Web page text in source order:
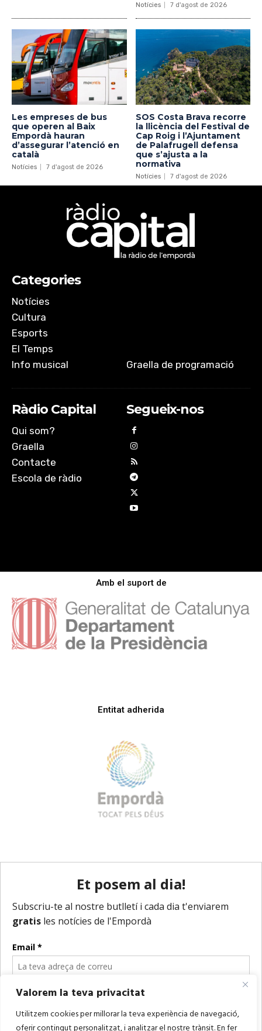
Valorem la teva privacitat
Utilitzem cookies per millorar la teva experiència de navegació,
Notícies 7 d'agost de 2026
Les empreses de bus
que operen al Baix
Empordà hauran
d’assegurar l’atenció en
català
Notícies 7 d'agost de 2026
SOS Costa Brava recorre
la llicència del Festival de
Cap Roig i l’Ajuntament
de Palafrugell defensa
que s’ajusta a la
normativa
Notícies 7 d'agost de 2026
Categories
Notícies
Cultura
Esports
El Temps
Info musical
Graella de programació
Ràdio Capital
Qui som?
Graella
Contacte
Escola de ràdio
Segueix-nos
Amb el suport de
Entitat adherida